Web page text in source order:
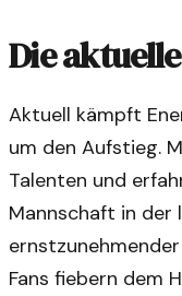
Die
Aktuell kämpft
um den Aufstieg.
Talenten und
Mannschaft in der
Fans fiebern dem